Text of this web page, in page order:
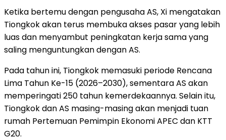
Ketika bertemu dengan pengusaha AS, Xi mengatakan
Tiongkok akan terus membuka akses pasar yang lebih
luas dan menyambut peningkatan kerja sama yang
saling menguntungkan dengan AS.
Pada tahun ini, Tiongkok memasuki periode Rencana
Lima Tahun Ke-15 (2026–2030), sementara AS akan
memperingati 250 tahun kemerdekaannya. Selain itu,
Tiongkok dan AS masing-masing akan menjadi tuan
rumah Pertemuan Pemimpin Ekonomi APEC dan KTT
G20.